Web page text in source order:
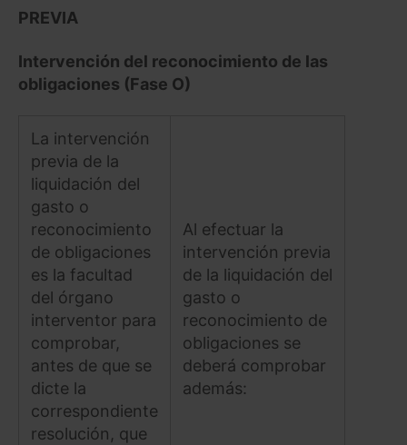
PREVIA
Intervención del reconocimiento de las
obligaciones (Fase O)
La intervención
previa de la
liquidación del
gasto o
reconocimiento
de obligaciones
es la facultad
del órgano
interventor para
comprobar,
antes de que se
dicte la
correspondiente
resolución, que
Al efectuar la
intervención previa
de la liquidación del
gasto o
reconocimiento de
obligaciones se
deberá comprobar
además: